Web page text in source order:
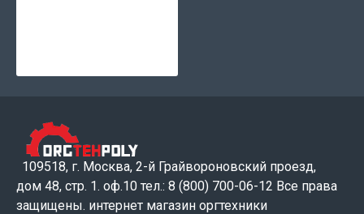
109518, г. Москва, 2-й Грайвороновский проезд,
дом 48, стр. 1. оф.10 тел.: 8 (800) 700-06-12 Все права
защищены. интернет магазин оргтехники